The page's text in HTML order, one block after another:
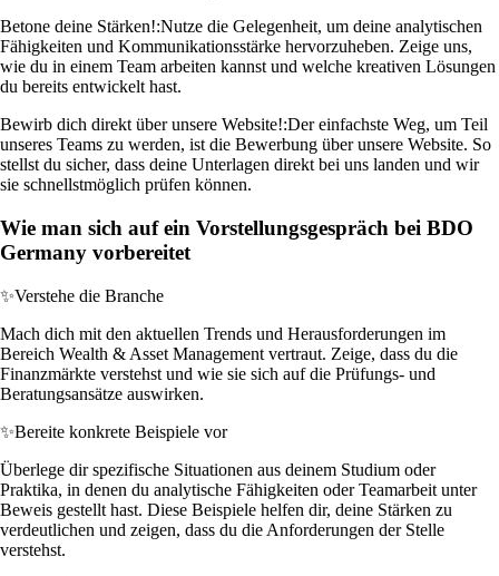
Betone deine Stärken!:Nutze die Gelegenheit, um deine analytischen
Fähigkeiten und Kommunikationsstärke hervorzuheben. Zeige uns,
wie du in einem Team arbeiten kannst und welche kreativen Lösungen
du bereits entwickelt hast.
Bewirb dich direkt über unsere Website!:Der einfachste Weg, um Teil
unseres Teams zu werden, ist die Bewerbung über unsere Website. So
stellst du sicher, dass deine Unterlagen direkt bei uns landen und wir
sie schnellstmöglich prüfen können.
Wie man sich auf ein Vorstellungsgespräch bei BDO
Germany vorbereitet
✨Verstehe die Branche
Mach dich mit den aktuellen Trends und Herausforderungen im
Bereich Wealth & Asset Management vertraut. Zeige, dass du die
Finanzmärkte verstehst und wie sie sich auf die Prüfungs- und
Beratungsansätze auswirken.
✨Bereite konkrete Beispiele vor
Überlege dir spezifische Situationen aus deinem Studium oder
Praktika, in denen du analytische Fähigkeiten oder Teamarbeit unter
Beweis gestellt hast. Diese Beispiele helfen dir, deine Stärken zu
verdeutlichen und zeigen, dass du die Anforderungen der Stelle
verstehst.